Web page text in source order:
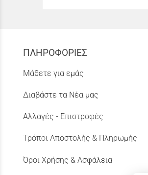
ΠΛΗΡΟΦΟΡΙΕΣ
Μάθετε για εμάς
Διαβάστε τα Νέα μας
Αλλαγές - Επιστροφές
Τρόποι Αποστολής & Πληρωμής
Όροι Χρήσης & Ασφάλεια